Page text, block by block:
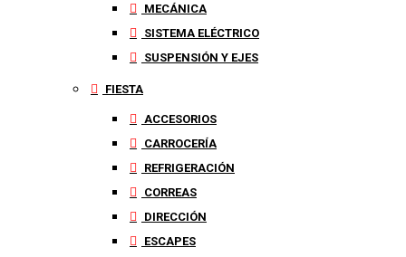
MECÁNICA
SISTEMA ELÉCTRICO
SUSPENSIÓN Y EJES
FIESTA
ACCESORIOS
CARROCERÍA
REFRIGERACIÓN
CORREAS
DIRECCIÓN
ESCAPES